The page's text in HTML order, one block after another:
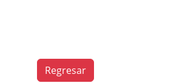
Regresar